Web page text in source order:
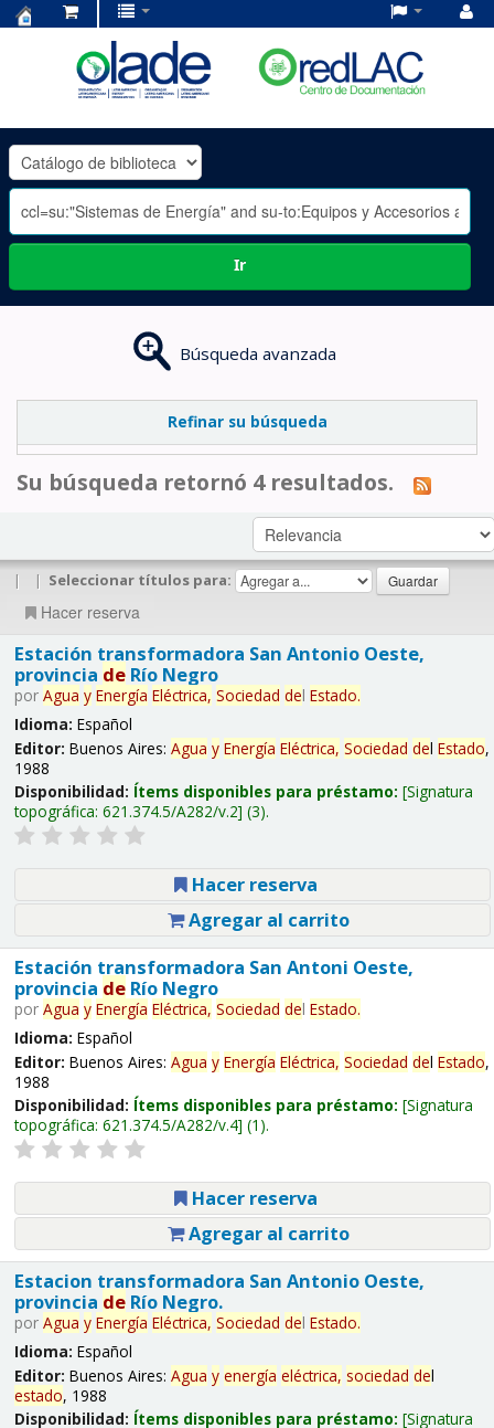
OLADE
-
Ir
Búsqueda avanzada
Refinar su búsqueda
Su búsqueda retornó 4 resultados.
| | Seleccionar títulos para:
Hacer reserva
Estación transformadora San Antonio Oeste,
provincia deRío Negro
por Agua y Energía Eléctrica, Sociedad del Estado.
Idioma: Español
Editor: Buenos Aires: Agua y Energía Eléctrica, Sociedad del Estado,
1988
Disponibilidad: Ítems disponibles para préstamo: Signatura
topográfica: 621.374.5/A282/v.2 (3).
Hacer reserva
Agregar al carrito
Estación transformadora San Antoni Oeste,
provincia deRío Negro
por Agua y Energía Eléctrica, Sociedad del Estado.
Idioma: Español
Editor: Buenos Aires: Agua y Energía Eléctrica, Sociedad del Estado,
1988
Disponibilidad: Ítems disponibles para préstamo: Signatura
topográfica: 621.374.5/A282/v.4 (1).
Hacer reserva
Agregar al carrito
Estacion transformadora San Antonio Oeste,
provincia deRío Negro.
por Agua y Energía Eléctrica, Sociedad del Estado.
Idioma: Español
Editor: Buenos Aires: Agua y energía eléctrica, sociedad del
estado, 1988
Disponibilidad: Ítems disponibles para préstamo: Signatura